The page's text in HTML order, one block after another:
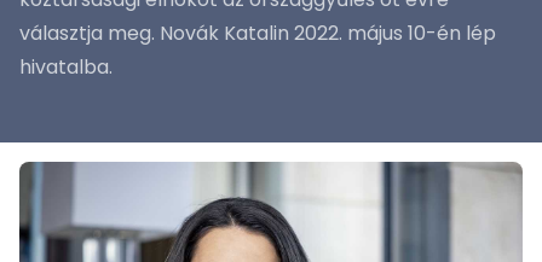
választja meg. Novák Katalin 2022. május 10-én lép
hivatalba.